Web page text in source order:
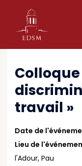
Colloque
travail »
Date de
Lieu de
l'Adour, Pau